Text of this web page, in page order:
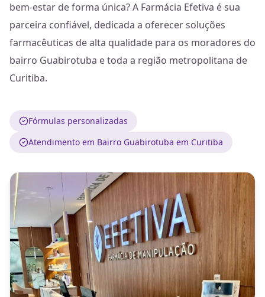
bem-estar de forma única? A Farmácia Efetiva é sua
parceira confiável, dedicada a oferecer soluções
farmacêuticas de alta qualidade para os moradores do
bairro Guabirotuba e toda a região metropolitana de
Curitiba.
Fórmulas personalizadas
Atendimento em Bairro Guabirotuba em Curitiba